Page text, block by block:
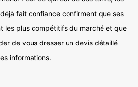
fait confiance confirment que ses
les plus compétitifs du marché et que
de vous dresser un devis détaillé
informations.